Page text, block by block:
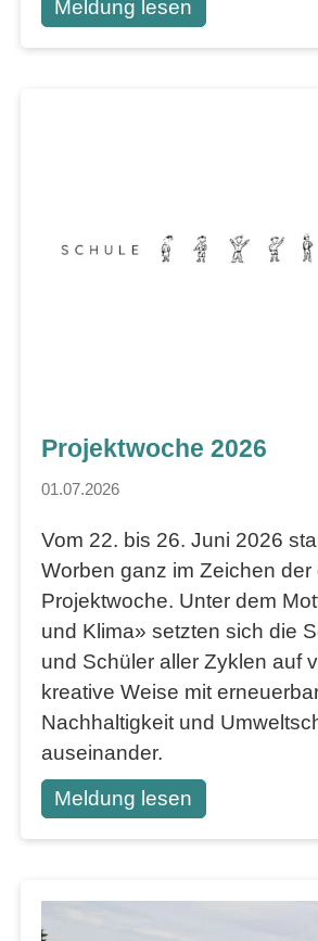
Meldung lesen
Projektwoche 2026
01.07.2026
Vom 22. bis 26. Juni 2026
Worben ganz im Zeichen der
Projektwoche. Unter dem
und Klima» setzten sich die
und Schüler aller Zyklen auf
kreative Weise mit
Nachhaltigkeit und
auseinander.
Meldung lesen